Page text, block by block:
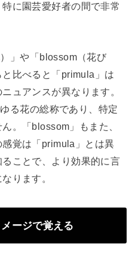
に園芸愛好者の間で非常
」や「blossom（花び
比べると「primula」は
ュアンスが異なります。
る花の総称であり、特定
。「blossom」もまた、
覚は「primula」とは異
ことで、より効果的に言
ります。
ージで覚える